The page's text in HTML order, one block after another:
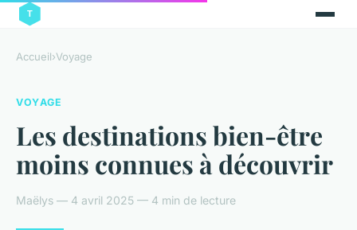
Accueil›Voyage
VOYAGE
Les destinations bien-être
moins connues à découvrir
Maëlys — 4 avril 2025 — 4 min de lecture